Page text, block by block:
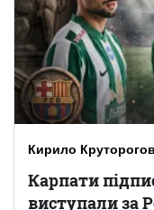
Кирило Круторогов
Карпати
виступали за